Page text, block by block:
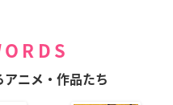
ニメ・作品たち